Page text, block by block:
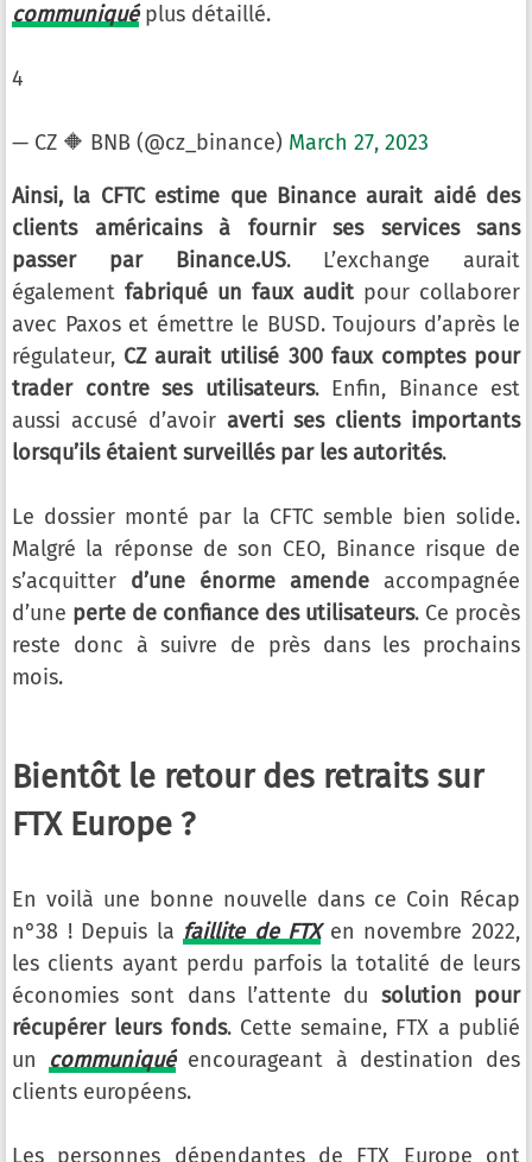
communiquéplus détaillé.
4
— CZ 🔶 BNB (@cz_binance) March 27, 2023
Ainsi, la CFTC estime que Binance aurait aidé des
clients américains à fournir ses services sans
passer par Binance.US. L’exchange aurait
également fabriqué un faux audit pour collaborer
avec Paxos et émettre le BUSD. Toujours d’après le
régulateur, CZ aurait utilisé 300 faux comptes pour
trader contre ses utilisateurs. Enfin, Binance est
aussi accusé d’avoir averti ses clients importants
lorsqu’ils étaient surveillés par les autorités.
Le dossier monté par la CFTC semble bien solide.
Malgré la réponse de son CEO, Binance risque de
s’acquitter d’une énorme amende accompagnée
d’une perte de confiance des utilisateurs. Ce procès
reste donc à suivre de près dans les prochains
mois.
Bientôt le retour des retraits sur
FTX Europe ?
En voilà une bonne nouvelle dans ce Coin Récap
n°38 ! Depuis la faillite de FTXen novembre 2022,
les clients ayant perdu parfois la totalité de leurs
économies sont dans l’attente du solution pour
récupérer leurs fonds. Cette semaine, FTX a publié
un communiquéencourageant à destination des
clients européens.
Les personnes dépendantes de FTX Europe ont